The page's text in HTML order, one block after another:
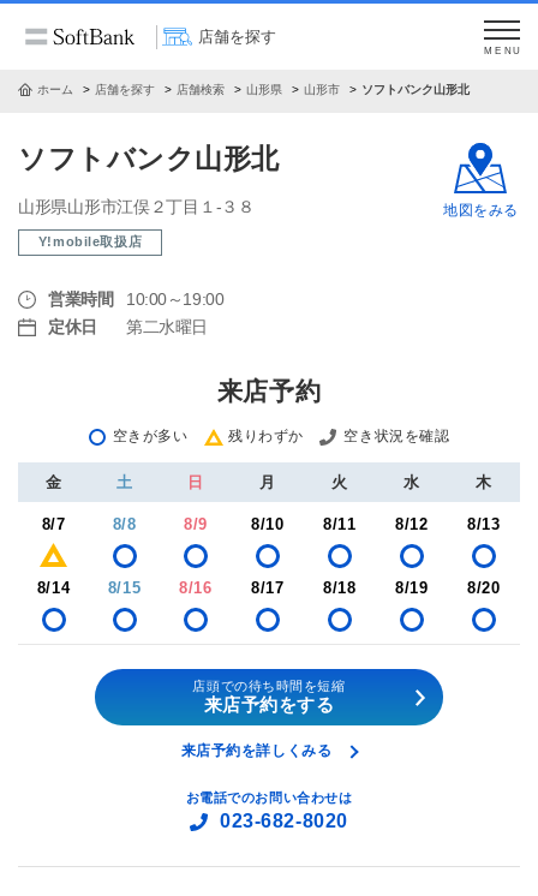
店舗を探す
MENU
ホーム 店舗を探す 店舗検索 山形県 山形市 ソフトバンク山形北
ソフトバンク山形北
山形県山形市江俣２丁目１‐３８
Y!mobile取扱店
営業時間
10:00～19:00
定休日
第二水曜日
地図をみる
来店予約
空きが多い 残りわずか 空き状況を確認
金 土 日 月 火 水 木
8/7 8/8 8/9 8/10 8/11 8/12 8/13
8/14 8/15 8/16 8/17 8/18 8/19 8/20
店頭での待ち時間を短縮
来店予約をする
来店予約を詳しくみる
お電話でのお問い合わせは
023-682-8020